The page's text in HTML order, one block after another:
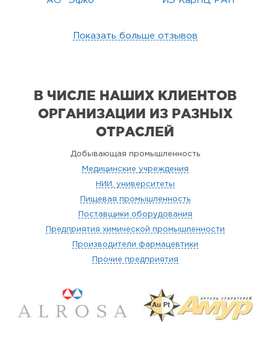
Показать больше отзывов
В ЧИСЛЕ НАШИХ КЛИЕНТОВ
ОРГАНИЗАЦИИ ИЗ РАЗНЫХ
ОТРАСЛЕЙ
Добывающая промышленность
Медицинские учреждения
НИИ, университеты
Пищевая промышленность
Поставщики оборудования
Предприятия химической промышленности
Производители фармацевтики
Прочие предприятия